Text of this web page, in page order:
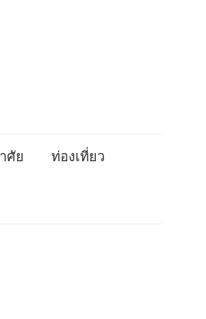
ศัย ท่องเที่ยว